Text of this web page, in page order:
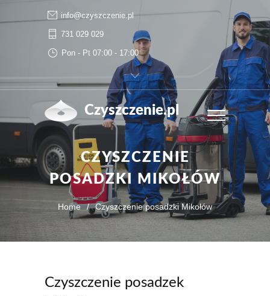
info@czyszczenie.pl
731 029 029
Pon - Pt 07:00 - 17:00
Czyszczenie.pl
CZYSZCZENIE
POSADZKI MIKOŁÓW
Home / Czyszczenie posadzki Mikołów
Czyszczenie posadzek